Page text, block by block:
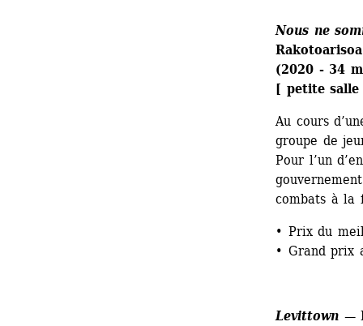
Nous ne
Rakotoarisoa
(2020 - 34
[ petite salle
Au cours
groupe de
Pour l’un
combats à la
• Prix du
• Grand prix
Levittown —